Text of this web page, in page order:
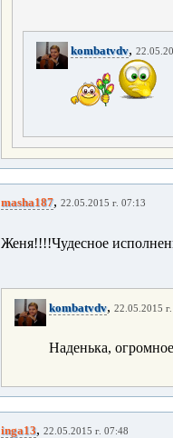
kombatvdv,
masha187, 22.05.2015 г. 07:13
Женя!!!!Чудесное
kombatvdv, 22.05.2015
Наденька,
inga13, 22.05.2015 г. 07:48